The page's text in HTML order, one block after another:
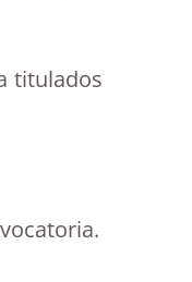
titulados